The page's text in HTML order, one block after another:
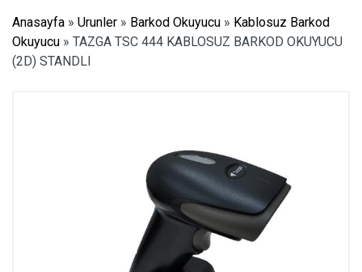
Anasayfa » Urunler » Barkod Okuyucu » Kablosuz Barkod
Okuyucu » TAZGA TSC 444 KABLOSUZ BARKOD OKUYUCU
(2D) STANDLI